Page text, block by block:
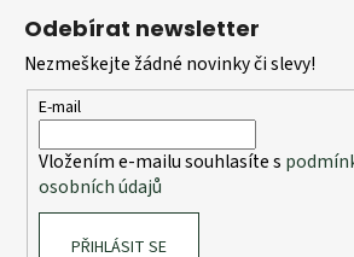
Odebírat newsletter
Nezmeškejte žádné novinky či slevy!
E-mail
Vložením e-mailu souhlasíte s
osobních údajů
PŘIHLÁSIT SE